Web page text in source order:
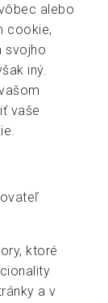
alebo
cookie,
svojho
iný.
vaše
ktoré
a v